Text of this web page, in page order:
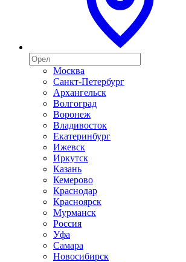
Москва
Санкт-Петербург
Архангельск
Волгоград
Воронеж
Владивосток
Екатеринбург
Ижевск
Иркутск
Казань
Кемерово
Краснодар
Красноярск
Мурманск
Россия
Уфа
Самара
Новосибирск